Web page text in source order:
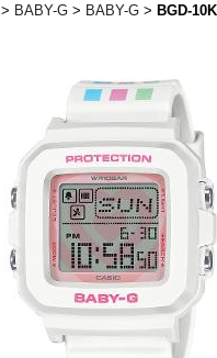
> BABY-G > BABY-G > BGD-